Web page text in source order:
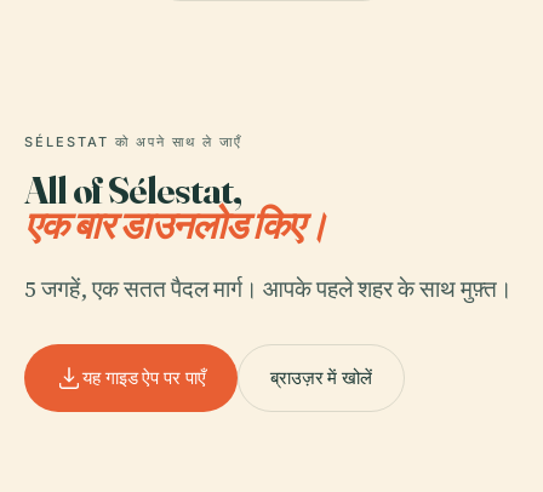
SÉLESTAT को अपने साथ ले जाएँ
All of Sélestat,
एक बार डाउनलोड किए।
5 जगहें, एक सतत पैदल मार्ग। आपके पहले शहर के साथ मुफ़्त।
यह गाइड ऐप पर पाएँ ब्राउज़र में खोलें